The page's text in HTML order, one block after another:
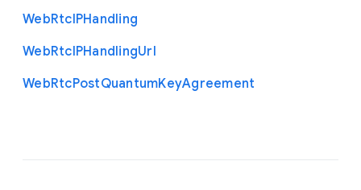
WebRtcIPHandling
WebRtcIPHandlingUrl
WebRtcPostQuantumKeyAgreement